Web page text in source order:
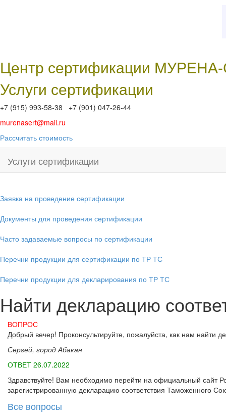
Центр сертификации
Услуги сертификации
+7 (915) 993-58-38 +7 (901) 047-26-44
murenasert@mail.ru
Рассчитать стоимость
Услуги сертификации
Заявка на проведение сертификации
Документы для проведения сертификации
Часто задаваемые вопросы по сертификации
Перечни продукции для сертификации по ТР ТС
Перечни продукции для декларирования по ТР ТС
Найти декларацию
ВОПРОС
Добрый вечер! Проконсультируйте, пожалуйста, как нам найти
Сергей, город Абакан
ОТВЕТ 26.07.2022
Здравствуйте! Вам необходимо перейти на официальный сайт
зарегистрированную декларацию соответствия Таможенного
Все вопросы